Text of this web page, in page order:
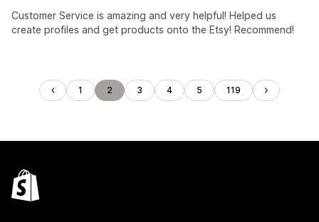
Customer Service is amazing and very helpful! Helped us
create profiles and get products onto the Etsy! Recommend!
1 2 3 4 5 119